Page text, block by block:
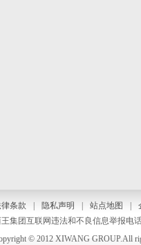
条款 隐私声明 站点地图
集团互联网违法和不良信息举报电
© 2012 XIWANG GROUP.All